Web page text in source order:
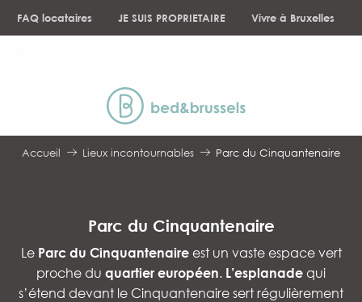
FAQ locataires JE SUIS PROPRIETAIRE Vivre à Bruxelles
Accueil Lieux incontournables Parc du Cinquantenaire
Parc du Cinquantenaire
Le Parc du Cinquantenaireest un vaste espace vert
proche du quartier européen. L’esplanade qui
s’étend devant le Cinquantenaire sert régulièrement